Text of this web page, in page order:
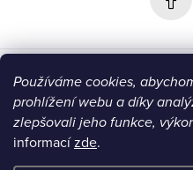
Používáme cookies,
prohlížení webu a díky
zlepšovali jeho funkce,
informacízde.
Informace
Blog
Instagram